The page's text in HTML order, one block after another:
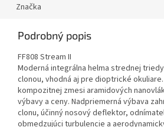
Značka
Podrobný popis
FF808 Stream II
Moderná integrálna helma strednej
clonou, vhodná aj pre dioptrické okuliare.
kompozitnej zmesi aramidových
výbavy a ceny. Nadpriemerná výbava
clonu, účinný nosový deflektor,
obmedzujúci turbulencie a